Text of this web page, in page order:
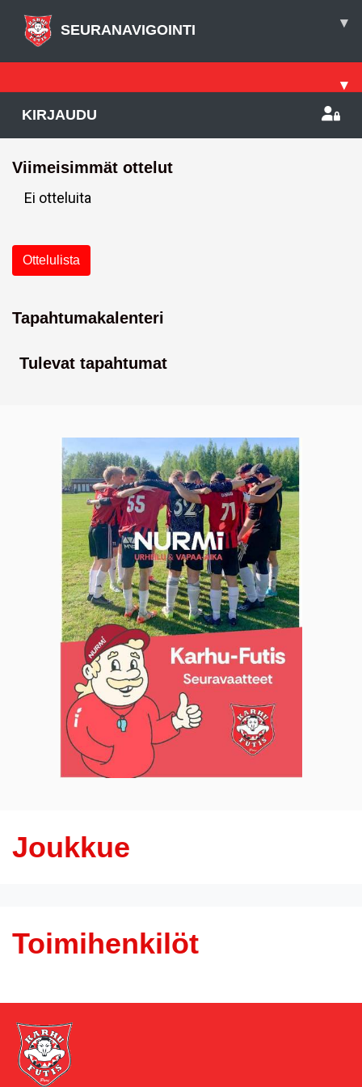
SEURANAVIGOINTI ▾
▾
KIRJAUDU
Viimeisimmät ottelut
Ei otteluita
Ottelulista
Tapahtumakalenteri
Tulevat tapahtumat
Joukkue
Toimihenkilöt